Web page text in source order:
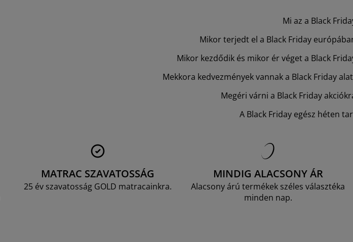
Mi az a Black
Mikor terjedt el a Black Friday
Mikor kezdődik és mikor ér véget a Black
Mekkora kedvezmények vannak a Black Friday
Megéri várni a Black Friday
A Black Friday egész héten
MATRAC SZAVATOSSÁG
25 év szavatosság GOLD matracainkra.
MINDIG ALACSONY ÁR
Alacsony árú termékek széles választéka
minden nap.